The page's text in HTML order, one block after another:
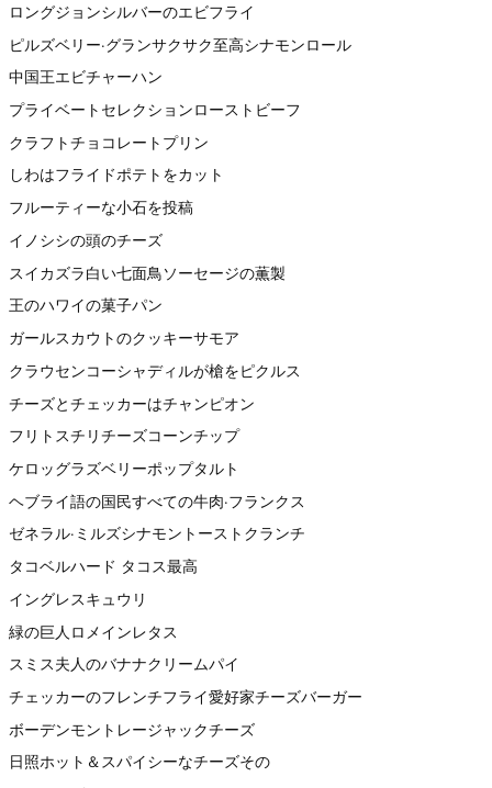
ロングジョンシルバーのエビフライ
ピルズベリー·グランサクサク至高シナモンロール
中国王エビチャーハン
プライベートセレクションローストビーフ
クラフトチョコレートプリン
しわはフライドポテトをカット
フルーティーな小石を投稿
イノシシの頭のチーズ
スイカズラ白い七面鳥ソーセージの薫製
王のハワイの菓子パン
ガールスカウトのクッキーサモア
クラウセンコーシャディルが槍をピクルス
チーズとチェッカーはチャンピオン
フリトスチリチーズコーンチップ
ケロッグラズベリーポップタルト
ヘブライ語の国民すべての牛肉·フランクス
ゼネラル·ミルズシナモントーストクランチ
タコベルハード タコス最高
イングレスキュウリ
緑の巨人ロメインレタス
スミス夫人のバナナクリームパイ
チェッカーのフレンチフライ愛好家チーズバーガー
ボーデンモントレージャックチーズ
日照ホット＆スパイシーなチーズその